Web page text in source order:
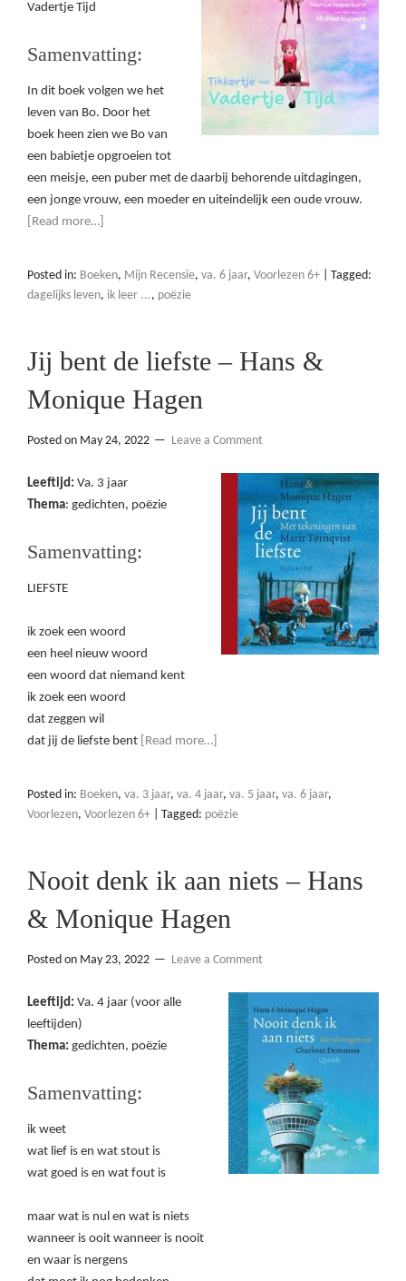
Vadertje Tijd
Samenvatting:
In dit boek volgen we het
leven van Bo. Door het
boek heen zien we Bo van
een babietje opgroeien tot
een meisje, een puber met de daarbij behorende uitdagingen,
een jonge vrouw, een moeder en uiteindelijk een oude vrouw.
[Read more…]
Posted in: Boeken, Mijn Recensie, va. 6 jaar, Voorlezen 6+
Tagged:
dagelijks leven, ik leer ..., poëzie
Jij bent de liefste – Hans &
Monique Hagen
Posted on May 24, 2022 Leave a Comment
Leeftijd: Va. 3 jaar
Thema: gedichten, poëzie
Samenvatting:
LIEFSTE
ik zoek een woord
een heel nieuw woord
een woord dat niemand kent
ik zoek een woord
dat zeggen wil
dat jij de liefste bent [Read more…]
Posted in: Boeken, va. 3 jaar, va. 4 jaar, va. 5 jaar, va. 6 jaar,
Voorlezen, Voorlezen 6+ Tagged: poëzie
Nooit denk ik aan niets – Hans
& Monique Hagen
Posted on May 23, 2022 Leave a Comment
Leeftijd: Va. 4 jaar (voor alle
leeftijden)
Thema: gedichten, poëzie
Samenvatting:
ik weet
wat lief is en wat stout is
wat goed is en wat fout is
maar wat is nul en wat is niets
wanneer is ooit wanneer is nooit
en waar is nergens